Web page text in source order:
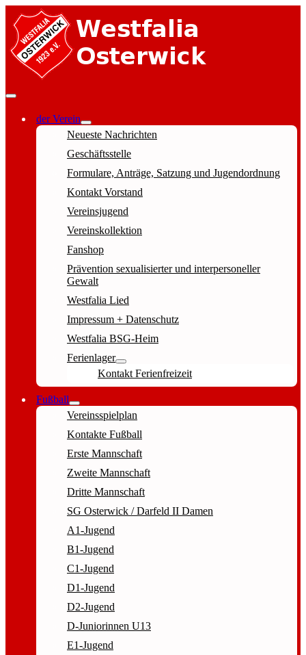
der Verein
Neueste Nachrichten
Geschäftsstelle
Formulare, Anträge, Satzung und Jugendordnung
Kontakt Vorstand
Vereinsjugend
Vereinskollektion
Fanshop
Prävention sexualisierter und interpersoneller
Gewalt
Westfalia Lied
Impressum + Datenschutz
Westfalia BSG-Heim
Ferienlager
Kontakt Ferienfreizeit
Fußball
Vereinsspielplan
Kontakte Fußball
Erste Mannschaft
Zweite Mannschaft
Dritte Mannschaft
SG Osterwick / Darfeld II Damen
A1-Jugend
B1-Jugend
C1-Jugend
D1-Jugend
D2-Jugend
D-Juniorinnen U13
E1-Jugend